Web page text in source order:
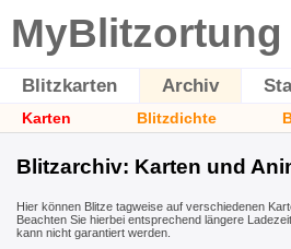
MyBlitzortung
Blitzkarten Archiv
Karten Blitzdichte
Blitzarchiv: Karten und
Hier können Blitze tagweise auf verschiedenen
Beachten Sie hierbei entsprechend längere
kann nicht garantiert werden.